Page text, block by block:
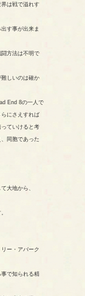
は戦で溢れす
す事が出来ま
方法は不明で
しいのは確か
End 8の一人で
にさえすれば
ていけると考
同胞であった
大地から、
ー・アバーク
で知られる精